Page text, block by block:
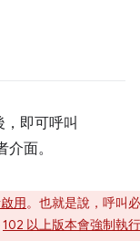
，即可呼叫
面。
用。也就是說，呼叫
102 以上版本會強制執